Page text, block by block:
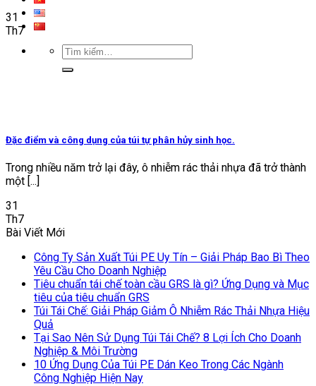
Tìm
kiếm:
31
Th7
Đặc điểm và công dụng của túi tự phân hủy sinh học.
Trong nhiều năm trở lại đây, ô nhiễm rác thải nhựa đã trở thành
một [...]
31
Th7
Bài Viết Mới
Công Ty Sản Xuất Túi PE Uy Tín – Giải Pháp Bao Bì Theo
Yêu Cầu Cho Doanh Nghiệp
Tiêu chuẩn tái chế toàn cầu GRS là gì? Ứng Dụng và Mục
tiêu của tiêu chuẩn GRS
Túi Tái Chế: Giải Pháp Giảm Ô Nhiễm Rác Thải Nhựa Hiệu
Quả
Tại Sao Nên Sử Dụng Túi Tái Chế? 8 Lợi Ích Cho Doanh
Nghiệp & Môi Trường
10 Ứng Dụng Của Túi PE Dán Keo Trong Các Ngành
Công Nghiệp Hiện Nay